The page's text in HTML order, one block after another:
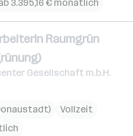
3.395,16 € monatlich
Raumgrün
Gesellschaft m.b.H.
Vollzeit